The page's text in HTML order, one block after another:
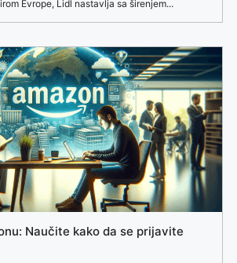
Evrope, Lidl nastavlja sa širenjem...
Naučite kako da se prijavite